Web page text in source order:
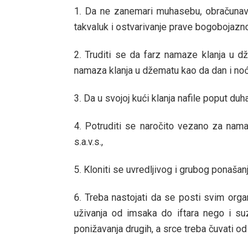
1. Da ne zanemari muhasebu,
takvaluk i ostvarivanje prave
2. Truditi se da farz namaze klanja u
namaza klanja u džematu kao da dan i
3. Da u svojoj kući klanja nafile poput
4. Potruditi se naročito vezano za
s.a.v.s.,
5. Kloniti se uvredljivog i grubog
6. Treba nastojati da se posti svim
uživanja od imsaka do iftara nego i
ponižavanja drugih, a srce treba čuvati